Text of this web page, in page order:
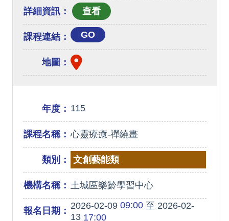
詳細資訊：
課程連結： GO
地圖：
年度： 115
課程名稱： 心靈療癒-禪繞畫
類別： 文創藝能類
機構名稱： 土城區樂齡學習中心
報名日期： 2026-02-0909:00至 2026-02-
1317:00